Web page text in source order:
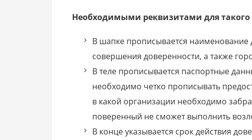
Необходимыми реквизитами для такого
В шапке прописывается наименование
совершения доверенности, а также
В теле прописывается паспортные
необходимо четко прописывать
в какой организации необходимо
поверенный не сможет выполнить
В конце указывается срок действия